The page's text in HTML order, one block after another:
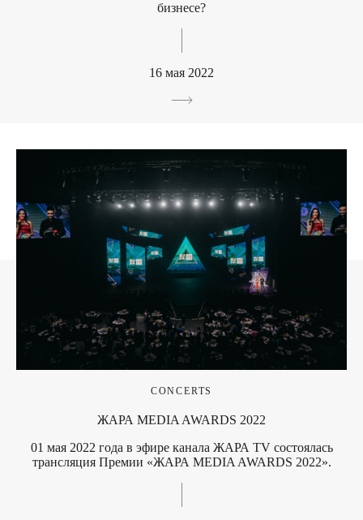
бизнесе?
16 мая 2022
CONCERTS
ЖАРА MEDIA AWARDS 2022
01 мая 2022 года в эфире канала ЖАРА TV состоялась
трансляция Премии «ЖАРА MEDIA AWARDS 2022».